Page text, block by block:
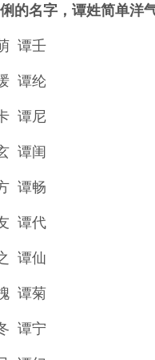
的名字，谭姓简单洋
谭壬
谭纶
谭尼
谭闺
谭畅
谭代
谭仙
谭菊
谭宁